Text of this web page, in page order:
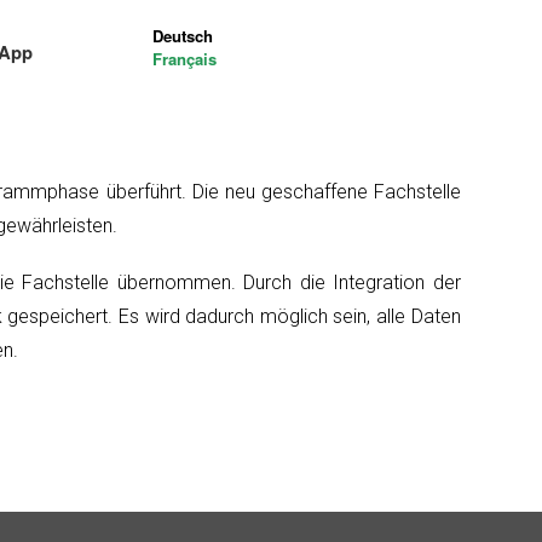
Deutsch
Français
überführt. Die neu geschaffene Fachstelle
Fachstelle übernommen. Durch die Integration der
Es wird dadurch möglich sein, alle Daten